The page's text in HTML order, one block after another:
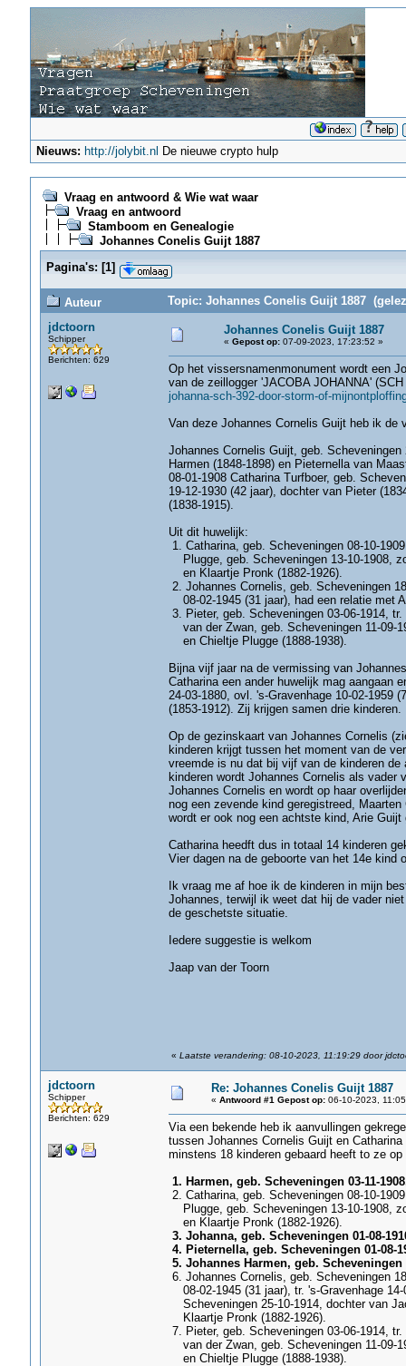
Nieuws: http://jolybit.nl De nieuwe crypto hulp
Vraag en antwoord & Wie wat waar
Vraag en antwoord
Stamboom en Genealogie
Johannes Conelis Guijt 1887
Pagina's: [1]
Auteur
Topic: Johannes Conelis Guijt 1887
jdctoorn
Schipper
Berichten: 629
Johannes Conelis Guijt 1887
« Gepost op:07-09-2023, 17:23:52 »
Op het vissersnamenmonument wordt een
van de zeillogger 'JACOBA JOHANNA'
johanna-sch-392-door-storm-of-
Van deze Johannes Cornelis Guijt heb ik de
Johannes Cornelis Guijt, geb.
Harmen (1848-1898) en Pieternella van
08-01-1908 Catharina Turfboer, geb.
19-12-1930 (42 jaar), dochter van Pieter
(1838-1915).
Uit dit huwelijk:
1. Catharina, geb. Scheveningen 08-10-
Plugge, geb. Scheveningen 13-10-1908,
en Klaartje Pronk (1882-1926).
2. Johannes Cornelis, geb. Scheveningen
08-02-1945 (31 jaar), had een relatie met
3. Pieter, geb. Scheveningen 03-06-1914,
van der Zwan, geb. Scheveningen 11-09-
en Chieltje Plugge (1888-1938).
Bijna vijf jaar na de vermissing van
Catharina een ander huwelijk mag aangaan
24-03-1880, ovl. 's-Gravenhage 10-02-1959
(1853-1912). Zij krijgen samen drie kinderen.
Op de gezinskaart van Johannes Cornelis
kinderen krijgt tussen het moment van de
vreemde is nu dat bij vijf van de kinderen
kinderen wordt Johannes Cornelis als
Johannes Cornelis en wordt op haar
nog een zevende kind geregistreed,
wordt er ook nog een achtste kind, Arie
Catharina heedft dus in totaal 14 kinderen
Vier dagen na de geboorte van het 14e kind
Ik vraag me af hoe ik de kinderen in mijn
Johannes, terwijl ik weet dat hij de vader
de geschetste situatie.
Iedere suggestie is welkom
Jaap van der Toorn
« Laatste verandering: 08-10-2023, 11:19:29 door
jdctoorn
Schipper
Berichten: 629
Re: Johannes Conelis Guijt 1887
« Antwoord #1 Gepost op:06-10-2023,
Via een bekende heb ik aanvullingen
tussen Johannes Cornelis Guijt en
minstens 18 kinderen gebaard heeft to ze
1. Harmen, geb. Scheveningen 03-11-
2. Catharina, geb. Scheveningen 08-10-
Plugge, geb. Scheveningen 13-10-1908,
en Klaartje Pronk (1882-1926).
3. Johanna, geb. Scheveningen 01-08-
4. Pieternella, geb. Scheveningen 01-08-
5. Johannes Harmen, geb. Scheveningen
6. Johannes Cornelis, geb. Scheveningen
08-02-1945 (31 jaar), tr. 's-Gravenhage 14-
Scheveningen 25-10-1914, dochter van
Klaartje Pronk (1882-1926).
7. Pieter, geb. Scheveningen 03-06-1914,
van der Zwan, geb. Scheveningen 11-09-
en Chieltje Plugge (1888-1938).